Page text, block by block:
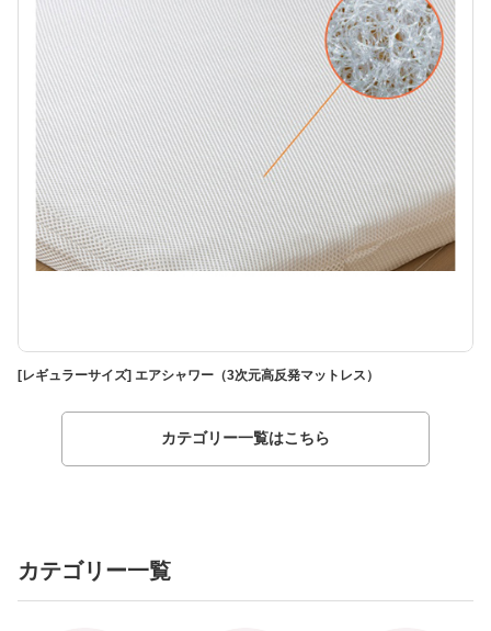
[レギュラーサイズ] エアシャワー（3次元高反発マットレス）
カテゴリー一覧はこちら
カテゴリー一覧